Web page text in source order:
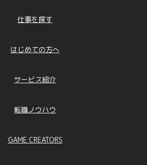
仕事を探す
はじめての方へ
サービス紹介
転職ノウハウ
GAME CREATORS